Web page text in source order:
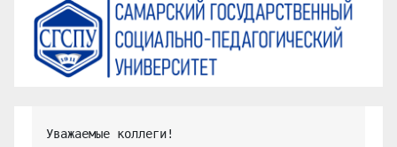
Уважаемые коллеги!